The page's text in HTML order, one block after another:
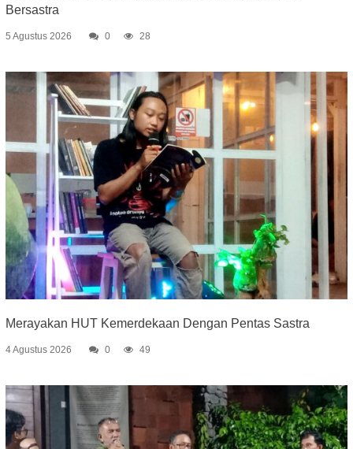
Bersastra
5 Agustus 2026 0 28
Merayakan HUT Kemerdekaan Dengan Pentas Sastra
4 Agustus 2026 0 49